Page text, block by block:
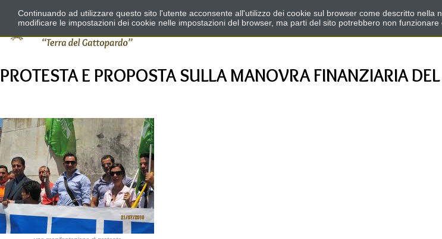
PROTESTA E PROPOSTA SULLA MANOVRA FINANZIARIA
Continuando ad utilizzare questo sito l'utente acconsente all'utilizzo dei cookie sul browser come descritto nella
modificare le impostazioni dei cookie nelle impostazioni del browser, ma parti del sito potrebbero non funzionare